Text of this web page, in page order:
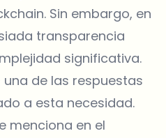
Sin embargo, en
transparencia
significativa.
de las respuestas
a esta necesidad.
menciona en el